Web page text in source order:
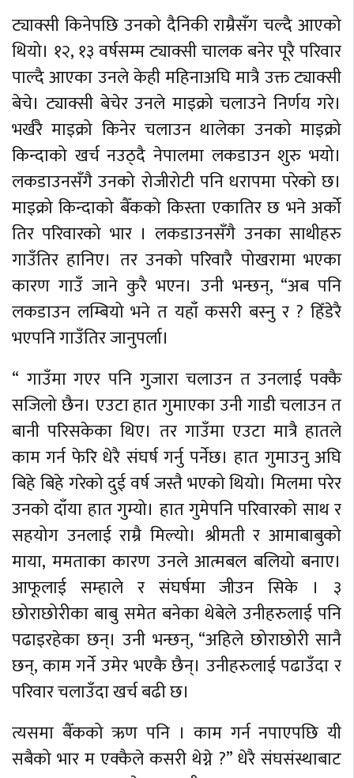
ट्याक्सी किनेपछि उनको दैनिकी राम्रैसँग चल्दै आएको
थियो। १२, १३ वर्षसम्म ट्याक्सी चालक बनेर पूरै परिवार
पाल्दै आएका उनले केही महिनाअघि मात्रै उक्त ट्याक्सी
बेचे। ट्याक्सी बेचेर उनले माइक्रो चलाउने निर्णय गरे।
भर्खरै माइक्रो किनेर चलाउन थालेका उनको माइक्रो
किन्दाको खर्च नउठ्दै नेपालमा लकडाउन शुरु भयो।
लकडाउनसँगै उनको रोजीरोटी पनि धरापमा परेको छ।
माइक्रो किन्दाको बैँकको किस्ता एकातिर छ भने अर्को
तिर परिवारको भार । लकडाउनसँगै उनका साथीहरु
गाउँतिर हानिए। तर उनको परिवारै पोखरामा भएका
कारण गाउँ जाने कुरै भएन। उनी भन्छन्, “अब पनि
लकडाउन लम्बियो भने त यहाँ कसरी बस्नु र ? हिँडेरै
भएपनि गाउँतिर जानुपर्ला।
“ गाउँमा गएर पनि गुजारा चलाउन त उनलाई पक्कै
सजिलो छैन। एउटा हात गुमाएका उनी गाडी चलाउन त
बानी परिसकेका थिए। तर गाउँमा एउटा मात्रै हातले
काम गर्न फेरि धेरै संघर्ष गर्नु पर्नेछ। हात गुमाउनु अघि
बिहे बिहे गरेको दुई वर्ष जस्तै भएको थियो। मिलमा परेर
उनको दाँया हात गुम्यो। हात गुमेपनि परिवारको साथ र
सहयोग उनलाई राम्रै मिल्यो। श्रीमती र आमाबाबुको
माया, ममताका कारण उनले आत्मबल बलियो बनाए।
आफूलाई सम्हाले र संघर्षमा जीउन सिके । ३
छोराछोरीका बाबु समेत बनेका थेबेले उनीहरुलाई पनि
पढाइरहेका छन्। उनी भन्छन्, “अहिले छोराछोरी सानै
छन्, काम गर्ने उमेर भएकै छैन्। उनीहरुलाई पढाउँदा र
परिवार चलाउँदा खर्च बढी छ।
त्यसमा बैँकको ऋण पनि । काम गर्न नपाएपछि यी
सबैको भार म एक्कैले कसरी थेग्ने ?” धेरै संघसंस्थाबाट